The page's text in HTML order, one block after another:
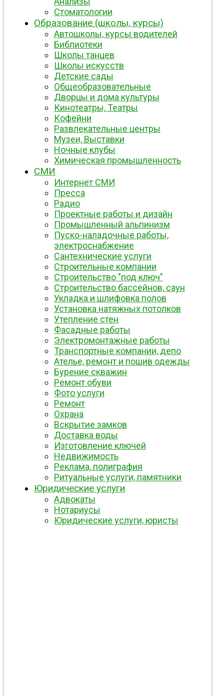
Стоматологии
Образование (школы, курсы)
Автошколы, курсы водителей
Библиотеки
Школы танцев
Школы искусств
Детские сады
Общеобразовательные
Дворцы и дома культуры
Кинотеатры, Театры
Кофейни
Развлекательные центры
Музеи, Выставки
Ночные клубы
Химическая промышленность
СМИ
Интернет СМИ
Пресса
Радио
Проектные работы и дизайн
Промышленный альпинизм
Пуско-наладочные работы,
электроснабжение
Сантехнические услуги
Строительные компании
Строительство "под ключ"
Строительство бассейнов, саун
Укладка и шлифовка полов
Установка натяжных потолков
Утепление стен
Фасадные работы
Электромонтажные работы
Транспортные компании, депо
Ателье, ремонт и пошив одежды
Бурение скважин
Ремонт обуви
Фото услуги
Ремонт
Охрана
Вскрытие замков
Доставка воды
Изготовление ключей
Недвижимость
Реклама, полиграфия
Ритуальные услуги, памятники
Юридические услуги
Адвокаты
Нотариусы
Юридические услуги, юристы